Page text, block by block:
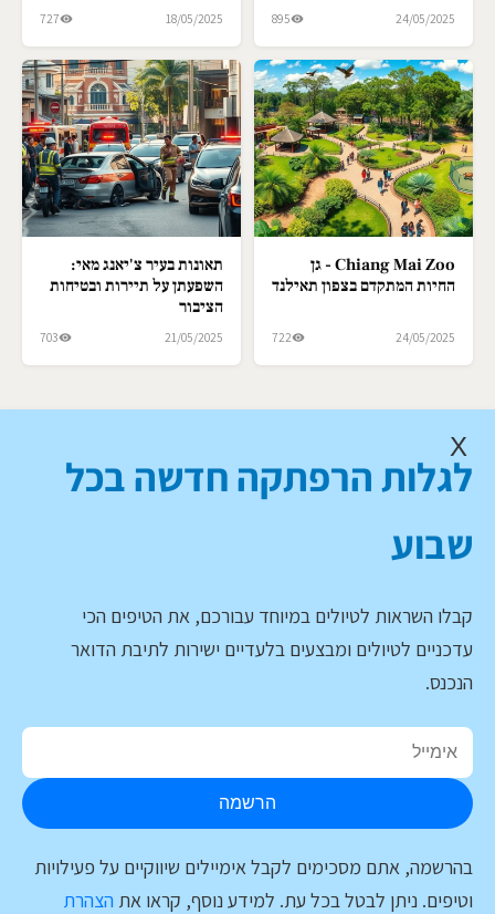
24/05/2025
895
18/05/2025
727
Chiang Mai Zoo - גן
החיות המתקדם בצפון תאילנד
24/05/2025
722
תאונות בעיר צ'יאנג מאי:
השפעתן על תיירות ובטיחות
הציבור
21/05/2025
703
X
לגלות הרפתקה חדשה בכל
שבוע
קבלו השראות לטיולים במיוחד עבורכם, את הטיפים הכי
עדכניים לטיולים ומבצעים בלעדיים ישירות לתיבת הדואר
הנכנס.
הרשמה
בהרשמה, אתם מסכימים לקבל אימיילים שיווקיים על פעילויות
וטיפים. ניתן לבטל בכל עת. למידע נוסף, קראו את הצהרת